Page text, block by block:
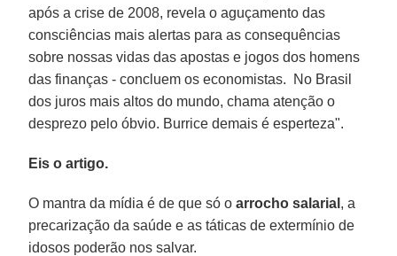
após a crise de 2008, revela o aguçamento das
consciências mais alertas para as consequências
sobre nossas vidas das apostas e jogos dos homens
das finanças - concluem os economistas. No Brasil
dos juros mais altos do mundo, chama atenção o
desprezo pelo óbvio. Burrice demais é esperteza".
Eis o artigo.
O mantra da mídia é de que só oarrocho salarial , a
precarização da saúde e as táticas de extermínio de
idosos poderão nos salvar.